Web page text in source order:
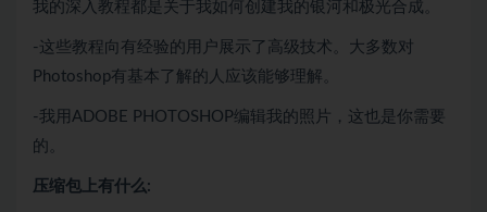
我的深入教程都是关于我如何创建我的银河和极光合成。
-这些教程向有经验的用户展示了高级技术。大多数对
Photoshop有基本了解的人应该能够理解。
-我用ADOBE PHOTOSHOP编辑我的照片，这也是你需要
的。
压缩包上有什么: